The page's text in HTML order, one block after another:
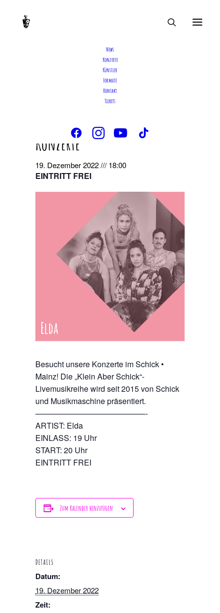
News
Konzerte
Künstler
Formate
Kontakt
Tickets
Diese Veranstaltung hat bereits stattgefunden.
Konzerte
19. Dezember 2022 /// 18:00
EINTRITT FREI
Besucht unsere Konzerte im Schick •
Mainz! Die „Klein Aber Schick“-
Livemusikreihe wird seit 2015 von Schick
und Musikmaschine präsentiert.
——————————————-
ARTIST: Elda
EINLASS: 19 Uhr
START: 20 Uhr
EINTRITT FREI
Zum Kalender hinzufügen
DETAILS
Datum:
19. Dezember 2022
Zeit: